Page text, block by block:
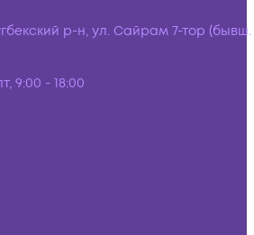
р-н, ул. Сайрам 7-тор (бывш.
9:00 - 18:00